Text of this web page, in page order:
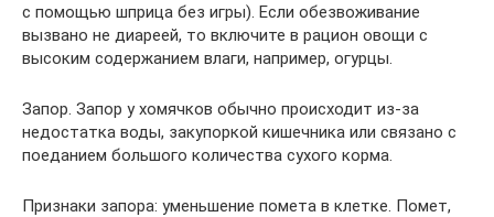
с помощью шприца без игры). Если обезвоживание
вызвано не диареей, то включите в рацион овощи с
высоким содержанием влаги, например, огурцы.
Запор. Запор у хомячков обычно происходит из-за
недостатка воды, закупоркой кишечника или связано с
поеданием большого количества сухого корма.
Признаки запора: уменьшение помета в клетке. Помет,